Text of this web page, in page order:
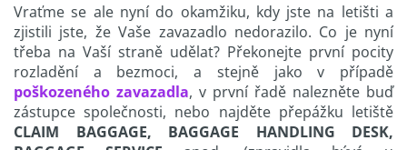
Vraťme se ale nyní do okamžiku, kdy jste na letišti a
zjistili jste, že Vaše zavazadlo nedorazilo. Co je nyní
třeba na Vaší straně udělat? Překonejte první pocity
rozladění a bezmoci, a stejně jako v případě
poškozeného zavazadla, v první řadě nalezněte buď
zástupce společnosti, nebo najděte přepážku letiště
CLAIM BAGGAGE, BAGGAGE HANDLING DESK,